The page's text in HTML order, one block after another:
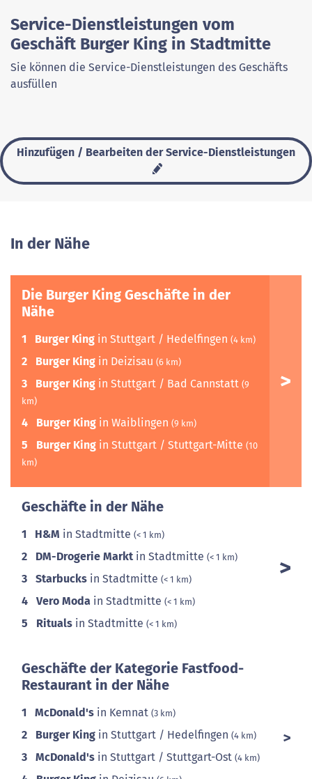
Service-Dienstleistungen vom
Geschäft Burger King in Stadtmitte
Sie können die Service-Dienstleistungen des Geschäfts
ausfüllen
Hinzufügen / Bearbeiten der Service-Dienstleistungen
In der Nähe
Die Burger King Geschäfte in der
Nähe
1 Burger King in Stuttgart / Hedelfingen (4 km)
2 Burger King in Deizisau (6 km)
3 Burger King in Stuttgart / Bad Cannstatt (9
km)
4 Burger King in Waiblingen (9 km)
5 Burger King in Stuttgart / Stuttgart-Mitte (10
km)
Geschäfte in der Nähe
1 H&M in Stadtmitte (< 1 km)
2 DM-Drogerie Markt in Stadtmitte (< 1 km)
3 Starbucks in Stadtmitte (< 1 km)
4 Vero Moda in Stadtmitte (< 1 km)
5 Rituals in Stadtmitte (< 1 km)
Geschäfte der Kategorie Fastfood-
Restaurant in der Nähe
1 McDonald's in Kemnat (3 km)
2 Burger King in Stuttgart / Hedelfingen (4 km)
3 McDonald's in Stuttgart / Stuttgart-Ost (4 km)